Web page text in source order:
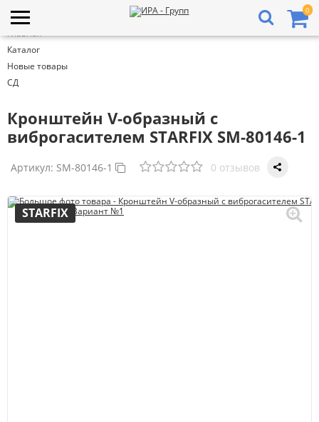
0
Главная
Каталог
Новые товары
СД
Кронштейн V-образный с
виброгасителем STARFIX SM-80146-1
Артикул: SM-80146-1 0 отзывов
STARFIX